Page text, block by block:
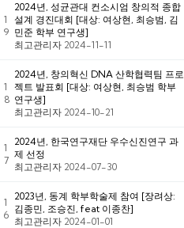
1
9
2024년, 성균관대 컨소시엄 창의적 종합
설계 경진대회 [대상: 여상현, 최승범, 김
민준 학부 연구생]
최고관리자 2024-11-11
1
8
2024년, 창의혁신 DNA 산학협력팀 프로
젝트 발표회 [대상: 여상현, 최승범 학부
연구생]
최고관리자 2024-10-21
1
7
2024년, 한국연구재단 우수신진연구 과
제 선정
최고관리자 2024-07-30
1
6
2023년, 동계 학부학술제 참여 [장려상:
김종민, 조승진, feat 이종찬]
최고관리자 2024-01-01